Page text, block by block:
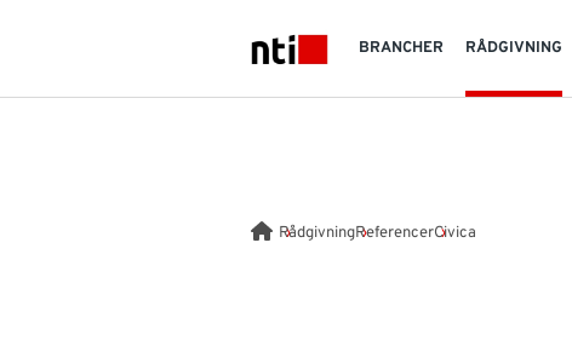
NTI logo
BRANCHER RÅDGIVNING
RådgivningReferencerCivica